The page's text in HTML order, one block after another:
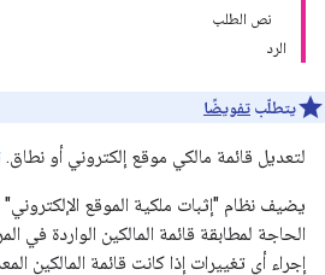
نص الطلب
الرد
يتطلّب تفويضًا
لتعديل قائمة مالكي موقع إلكتروني أو نطاق.
يضيف نظام "إثبات ملكية الموقع
الحاجة لمطابقة قائمة المالكين الواردة في
إجراء أي تغييرات إذا كانت قائمة المالكين